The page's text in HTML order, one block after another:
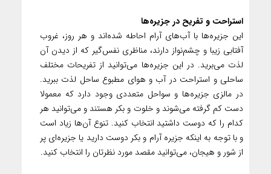
استراحت و تفریح در جزیره‌ها
این جزیره‌ها با آب‌های آرام احاطه شده‌اند و هر روز، غروب
آفتابی زیبا و چشم‌نواز دارند، مناظری نفس‌گیر که از دیدن آن
لذت می‌برید. در این جزیره‌ها می‌توانید از تفریحات مختلف
ساحلی و استراحت در آب و هوای مطبوع ساحل لذت ببرید.
در مالزی جزیره‌ها و سواحل متعددی وجود دارد که معمولا
دست کم گرفته می‌شوند و خلوت و بکر هستند و می‌توانید هر
کدام را که دوست داشتید انتخاب کنید. تنوع آن‌ها زیاد است
و با توجه به اینکه جزیره آرام و بکر دوست دارید یا جزیره‌ای پر
از شور و هیجان، می‌توانید مقصد مورد نظرتان را انتخاب کنید.